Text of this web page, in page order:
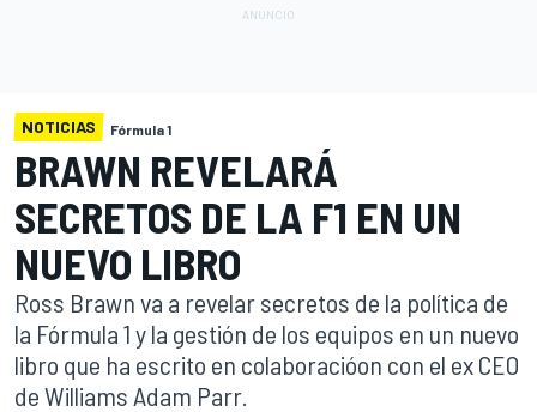
NOTICIAS Fórmula 1
BRAWN REVELARÁ
SECRETOS DE LA F1 EN UN
NUEVO LIBRO
Ross Brawn va a revelar secretos de la política de
la Fórmula 1 y la gestión de los equipos en un nuevo
libro que ha escrito en colaboracióon con el ex CEO
de Williams Adam Parr.